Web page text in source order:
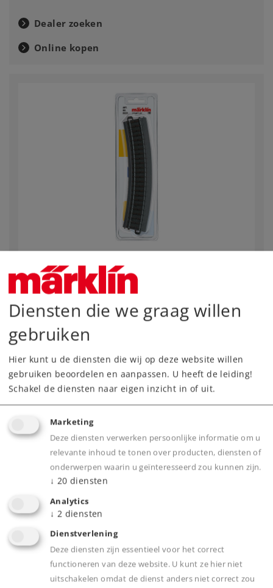
Dealer zoeken
Online kopen
Märklin Start up - C-rail gebogen
Art.nr. 20224
Spoor H0
Leverbaar vanaf fabriek.
5,19 € Adviesprijs
Dealer zoeken
Online kopen
Diensten die we graag willen
gebruiken
Hier kunt u de diensten die wij op deze website willen
gebruiken beoordelen en aanpassen. U heeft de leiding!
Schakel de diensten naar eigen inzicht in of uit.
Marketing
Deze diensten verwerken persoonlijke informatie om u
relevante inhoud te tonen over producten, diensten of
onderwerpen waarin u geïnteresseerd zou kunnen zijn.
↓ 20 diensten
Analytics
↓ 2 diensten
Dienstverlening
Deze diensten zijn essentieel voor het correct
functioneren van deze website. U kunt ze hier niet
uitschakelen omdat de dienst anders niet correct zou